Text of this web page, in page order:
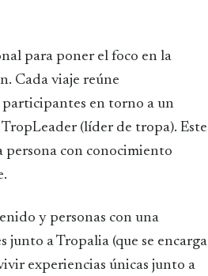
para poner el foco en la
Cada viaje reúne
en torno a un
(líder de tropa). Este
persona con conocimiento
y personas con una
junto a Tropalia (que se encarga
experiencias únicas junto a